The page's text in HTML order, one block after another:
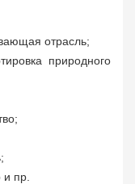
отрасль;
природного
и пр.